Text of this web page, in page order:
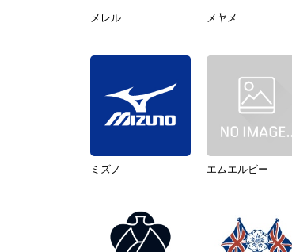
メレル メヤメ
ミズノ エムエルビー